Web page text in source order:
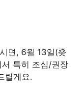
면, 6월 13일(癸
특히 조심/권장
릴게요.